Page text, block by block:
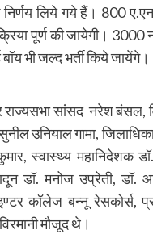
लिये गये हैं। 800
पूर्ण की जायेगी। 3000
बॉय भी जल्द भर्ती किये जायेंगे।
सांसद नरेश बंसल,
उनियाल गामा,
स्वास्थ्य महानिदेशक
डॉ. मनोज उप्रेती, डॉ.
कॉलेज बन्नू रेसकोर्स,
मौजूद थे।